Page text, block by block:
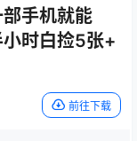
手机就能
时白捡5张+
前往下载